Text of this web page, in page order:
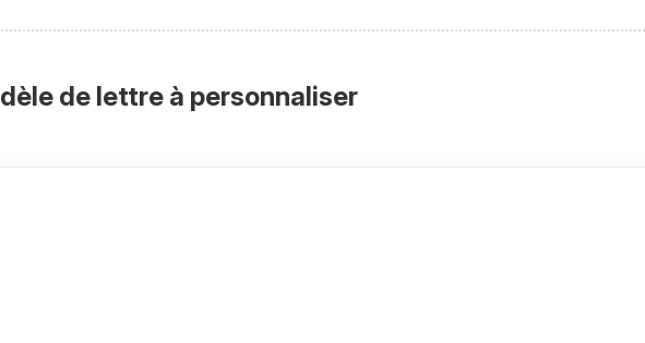
de lettre à personnaliser